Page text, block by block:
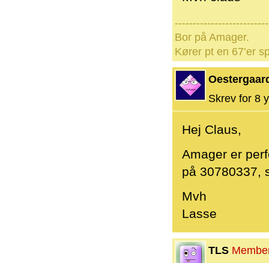
Bor på Amager.
Kører pt en 67’er
Skrev for 8
Hej Claus,
Amager er
på 30780337,
Mvh
Lasse
TLS